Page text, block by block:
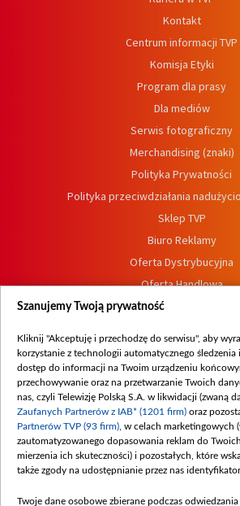
Kontakt
Centrum informacji TVP
Komisja Etyki
Program dla prasy
Dla mediów
Serwis fotograficzny
Merchandising (znaki)
Polityka Prywatności
Polityka przeciwdziałania
Sklep TVP
Biuro Reklamy
Oferta Dystrybucyjna
Oferta Handlowa
Dostępność
Procedura zgłoszeń
Szanujemy Twoją prywatność
Kliknij "Akceptuję i przechodzę do serwisu", aby
korzystanie z technologii automatycznego śledzenia
dostęp do informacji na Twoim urządzeniu
przechowywanie oraz na przetwarzanie Twoich
nas, czyli Telewizję Polską S.A. w likwidacji (zwaną
Zaufanych Partnerów z IAB* (1201 firm) oraz
Partnerów TVP (93 firm) , w celach marketingowych
zautomatyzowanego dopasowania reklam do
mierzenia ich skuteczności) i pozostałych, które
także zgody na udostępnianie przez nas
Twoje dane osobowe zbierane podczas odwiedzania